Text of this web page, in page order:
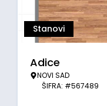
Stanovi
Adice
NOVI SAD
ŠIFRA: #567489